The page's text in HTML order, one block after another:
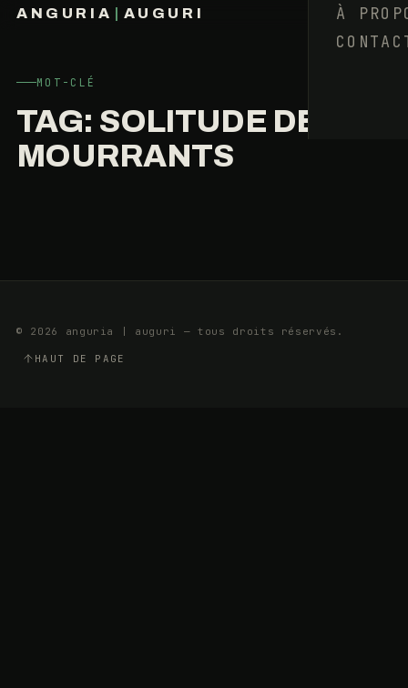
ANGURIA AUGURI
À
MOT-CLÉ
TAG: SOLITUDE DES
MOURRANTS
QUOI
DEUXIÈME
ANNIVERSAIRE
2
AOÛT
5
MIN
© 2026 anguria | auguri — tous droits réservés.
HAUT DE PAGE